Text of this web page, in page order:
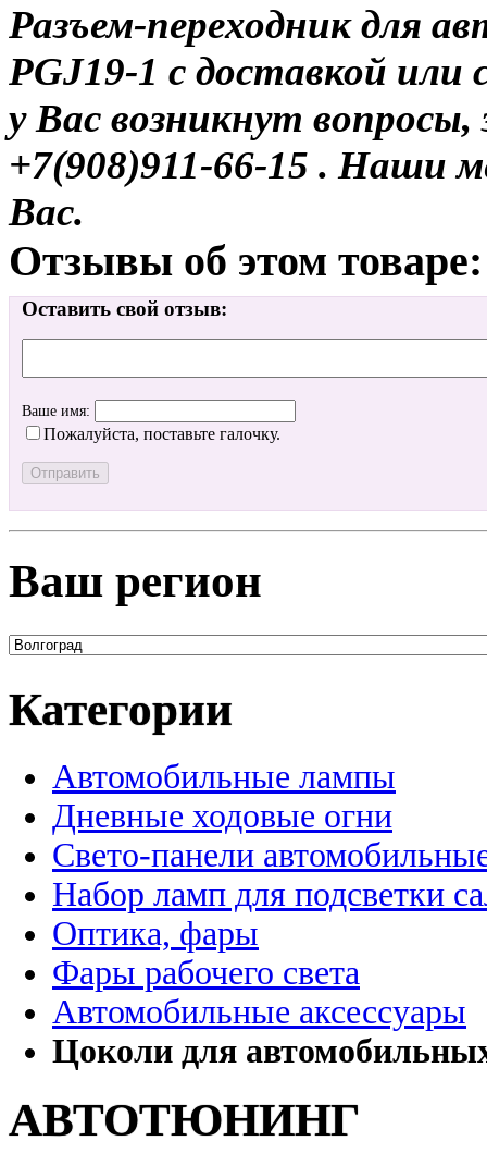
Разъем-переходник для
PGJ19-1 с доставкой или
у Вас возникнут
+7(908)911-66-15 . Наши
Вас.
Отзывы об этом товаре:
Оставить свой отзыв:
Ваше имя:
Пожалуйста, поставьте галочку.
Ваш регион
Категории
Автомобильные лампы
Дневные ходовые огни
Свето-панели
Набор ламп для подсветки
Оптика, фары
Фары рабочего света
Автомобильные аксессуары
Цоколи для
АВТОТЮНИНГ